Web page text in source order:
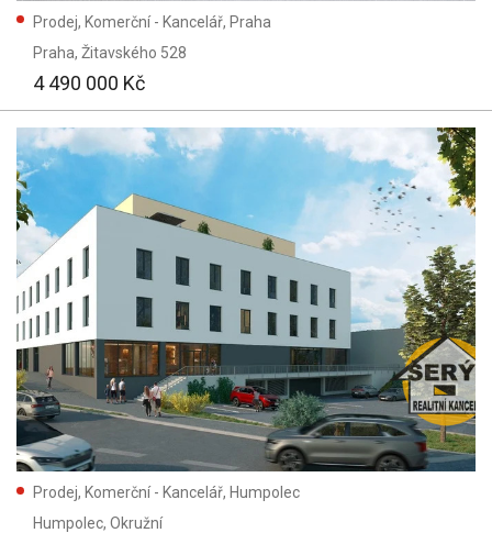
Skeletová
Typ domu:
Přízemní
Patrový
Výtah
Parkování
Garáž
Text:
Užitná plocha:
Prodej, Komerční - Kancelář, Praha
Praha, Žitavského 528
4 490 000 Kč
Prodej, Komerční - Kancelář, Humpolec
Humpolec, Okružní